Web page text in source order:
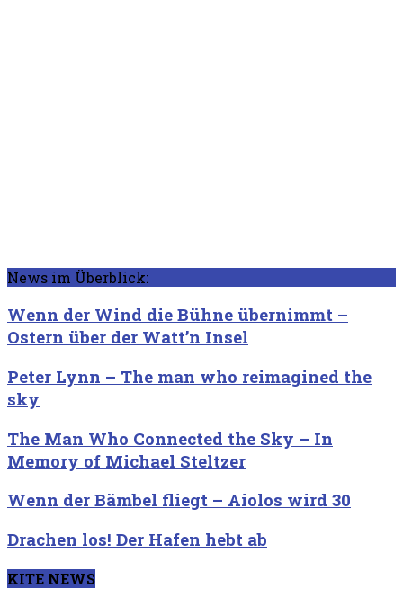
News im Überblick:
Wenn der Wind die Bühne übernimmt –
Ostern über der Watt’n Insel
Peter Lynn – The man who reimagined the
sky
The Man Who Connected the Sky – In
Memory of Michael Steltzer
Wenn der Bämbel fliegt – Aiolos wird 30
Drachen los! Der Hafen hebt ab
KITE NEWS